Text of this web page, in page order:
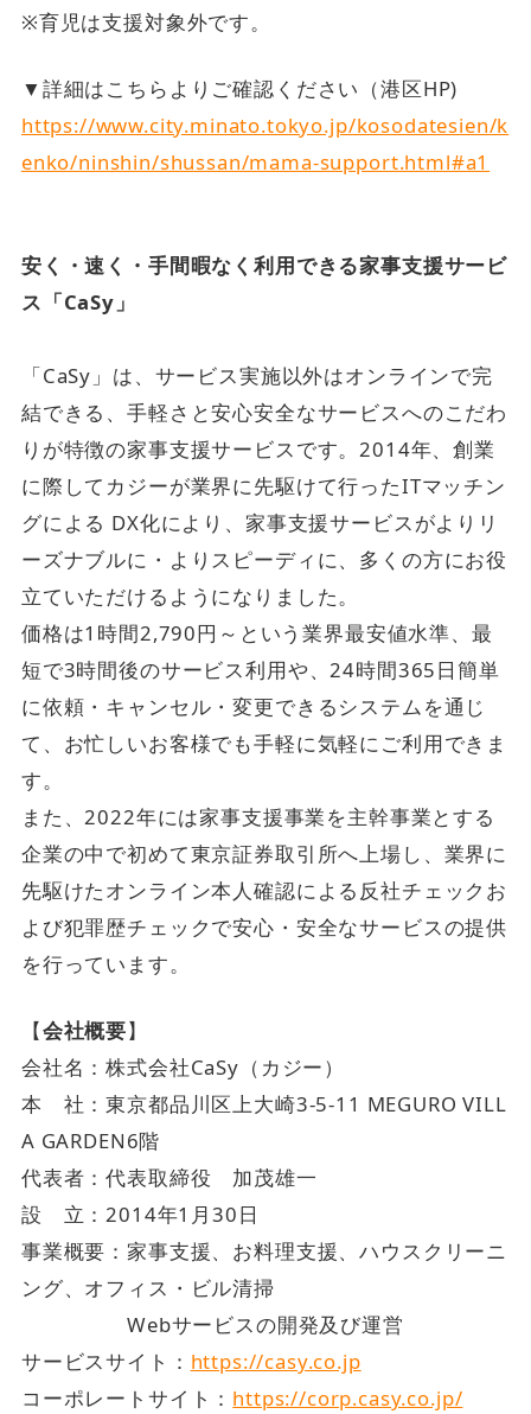
※育児は支援対象外です。
▼詳細はこちらよりご確認ください（港区HP)
https://www.city.minato.tokyo.jp/kosodatesien/k
enko/ninshin/shussan/mama-support.html#a1
安く・速く・手間暇なく利用できる家事支援サービ
ス「CaSy」
「CaSy」は、サービス実施以外はオンラインで完
結できる、手軽さと安心安全なサービスへのこだわ
りが特徴の家事支援サービスです。2014年、創業
に際してカジーが業界に先駆けて行ったITマッチン
グによる DX化により、家事支援サービスがよりリ
ーズナブルに・よりスピーディに、多くの方にお役
立ていただけるようになりました。
価格は1時間2,790円～という業界最安値水準、最
短で3時間後のサービス利用や、24時間365日簡単
に依頼・キャンセル・変更できるシステムを通じ
て、お忙しいお客様でも手軽に気軽にご利用できま
す。
また、2022年には家事支援事業を主幹事業とする
企業の中で初めて東京証券取引所へ上場し、業界に
先駆けたオンライン本人確認による反社チェックお
よび犯罪歴チェックで安心・安全なサービスの提供
を行っています。
【会社概要】
会社名：株式会社CaSy（カジー）
本 社：東京都品川区上大崎3-5-11 MEGURO VILL
A GARDEN6階
代表者：代表取締役 加茂雄一
設 立：2014年1月30日
事業概要：家事支援、お料理支援、ハウスクリーニ
ング、オフィス・ビル清掃
Webサービスの開発及び運営
サービスサイト： https://casy.co.jp
コーポレートサイト： https://corp.casy.co.jp/